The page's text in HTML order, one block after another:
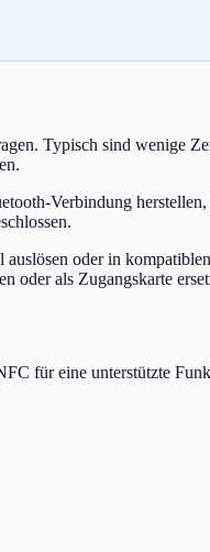
Typisch sind wenige
Verbindung
oder in
oder als Zugangskarte
für eine unterstützte